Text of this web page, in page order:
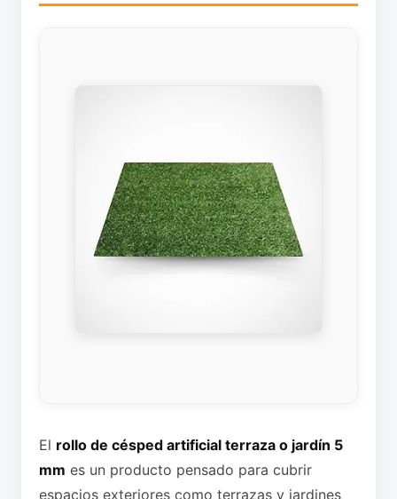
El rollo de césped artificial terraza o jardín 5
mm es un producto pensado para cubrir
espacios exteriores como terrazas y jardines